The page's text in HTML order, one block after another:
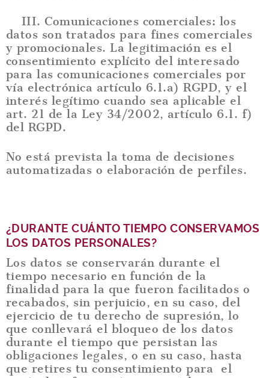
III. Comunicaciones comerciales: los
datos son tratados para fines comerciales
y promocionales. La legitimación es el
consentimiento explícito del interesado
para las comunicaciones comerciales por
vía electrónica artículo 6.1.a) RGPD, y el
interés legítimo cuando sea aplicable el
art. 21 de la Ley 34/2002, artículo 6.1. f)
del RGPD.
No está prevista la toma de decisiones
automatizadas o elaboración de perfiles.
¿DURANTE CUÁNTO TIEMPO CONSERVAMOS
LOS DATOS PERSONALES?
Los datos se conservarán durante el
tiempo necesario en función de la
finalidad para la que fueron facilitados o
recabados, sin perjuicio, en su caso, del
ejercicio de tu derecho de supresión, lo
que conllevará el bloqueo de los datos
durante el tiempo que persistan las
obligaciones legales, o en su caso, hasta
que retires tu consentimiento para el